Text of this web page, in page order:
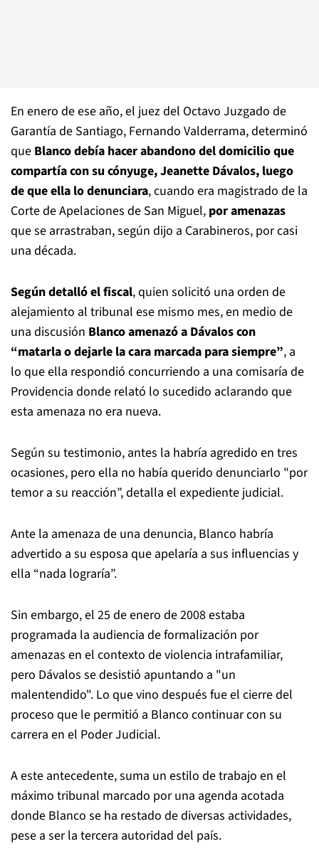
En enero de ese año, el juez del Octavo Juzgado de
Garantía de Santiago, Fernando Valderrama, determinó
que Blanco debía hacer abandono del domicilio que
compartía con su cónyuge, Jeanette Dávalos, luego
de que ella lo denunciara, cuando era magistrado de la
Corte de Apelaciones de San Miguel, por amenazas
que se arrastraban, según dijo a Carabineros, por casi
una década.
Según detalló el fiscal, quien solicitó una orden de
alejamiento al tribunal ese mismo mes, en medio de
una discusión Blanco amenazó a Dávalos con
“matarla o dejarle la cara marcada para siempre”, a
lo que ella respondió concurriendo a una comisaría de
Providencia donde relató lo sucedido aclarando que
esta amenaza no era nueva.
Según su testimonio, antes la habría agredido en tres
ocasiones, pero ella no había querido denunciarlo "por
temor a su reacción”, detalla el expediente judicial.
Ante la amenaza de una denuncia, Blanco habría
advertido a su esposa que apelaría a sus influencias y
ella “nada lograría”.
Sin embargo, el 25 de enero de 2008 estaba
programada la audiencia de formalización por
amenazas en el contexto de violencia intrafamiliar,
pero Dávalos se desistió apuntando a "un
malentendido". Lo que vino después fue el cierre del
proceso que le permitió a Blanco continuar con su
carrera en el Poder Judicial.
A este antecedente, suma un estilo de trabajo en el
máximo tribunal marcado por una agenda acotada
donde Blanco se ha restado de diversas actividades,
pese a ser la tercera autoridad del país.